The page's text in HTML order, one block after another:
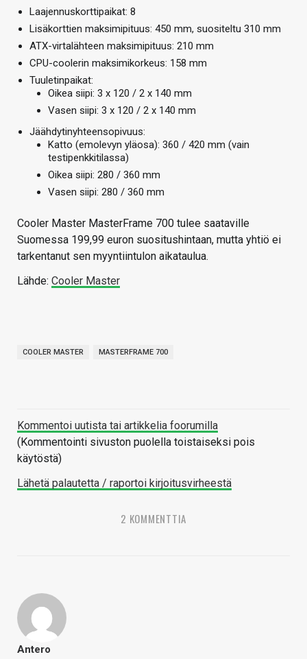
Laajennuskorttipaikat: 8
Lisäkorttien maksimipituus: 450 mm, suositeltu 310 mm
ATX-virtalähteen maksimipituus: 210 mm
CPU-coolerin maksimikorkeus: 158 mm
Tuuletinpaikat:
Oikea siipi: 3 x 120 / 2 x 140 mm
Vasen siipi: 3 x 120 / 2 x 140 mm
Jäähdytinyhteensopivuus:
Katto (emolevyn yläosa): 360 / 420 mm (vain
testipenkkitilassa)
Oikea siipi: 280 / 360 mm
Vasen siipi: 280 / 360 mm
Cooler Master MasterFrame 700 tulee saataville
Suomessa 199,99 euron suositushintaan, mutta yhtiö ei
tarkentanut sen myyntiintulon aikataulua.
Lähde: Cooler Master
COOLER MASTER MASTERFRAME 700
Kommentoi uutista tai artikkelia foorumilla
(Kommentointi sivuston puolella toistaiseksi pois
käytöstä)
Lähetä palautetta / raportoi kirjoitusvirheestä
2 KOMMENTTIA
Antero